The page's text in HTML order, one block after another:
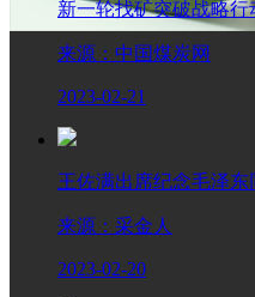
新一轮找矿突破战略
来源：中国煤炭网
2023-02-21
王佐满出席纪念毛泽
来源：采金人
2023-02-20